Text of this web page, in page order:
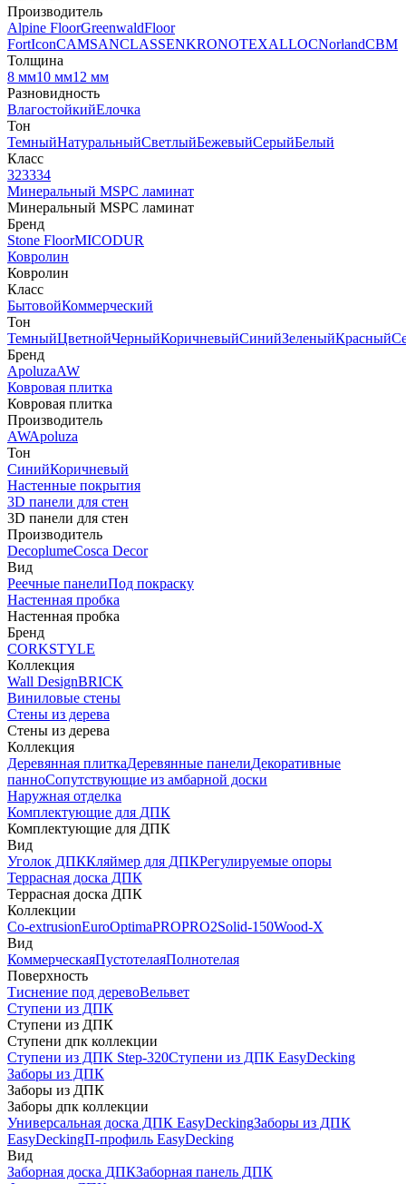
Производитель
Alpine FloorGreenwaldFloor
FortIconCAMSANCLASSENKRONOTEXALLOCNorlandCBM
Толщина
8 мм10 мм12 мм
Разновидность
ВлагостойкийЕлочка
Тон
ТемныйНатуральныйСветлыйБежевыйСерыйБелый
Класс
323334
Минеральный MSPC ламинат
Минеральный MSPC ламинат
Бренд
Stone FloorMICODUR
Ковролин
Ковролин
Класс
БытовойКоммерческий
Тон
ТемныйЦветнойЧерныйКоричневыйСинийЗеленыйКрасный
Бренд
ApoluzaAW
Ковровая плитка
Ковровая плитка
Производитель
AWApoluza
Тон
СинийКоричневый
Настенные покрытия
3D панели для стен
3D панели для стен
Производитель
DecoplumeCosca Decor
Вид
Реечные панелиПод покраску
Настенная пробка
Настенная пробка
Бренд
CORKSTYLE
Коллекция
Wall DesignBRICK
Виниловые стены
Стены из дерева
Стены из дерева
Коллекция
Деревянная плиткаДеревянные панелиДекоративные
панноСопутствующие из амбарной доски
Наружная отделка
Комплектующие для ДПК
Комплектующие для ДПК
Вид
Уголок ДПККляймер для ДПКРегулируемые опоры
Террасная доска ДПК
Террасная доска ДПК
Коллекции
Co-extrusionEuroOptimaPROPRO2Solid-150Wood-X
Вид
КоммерческаяПустотелаяПолнотелая
Поверхность
Тиснение под деревоВельвет
Ступени из ДПК
Ступени из ДПК
Ступени дпк коллекции
Ступени из ДПК Step-320Ступени из ДПК EasyDecking
Заборы из ДПК
Заборы из ДПК
Заборы дпк коллекции
Универсальная доска ДПК EasyDeckingЗаборы из ДПК
EasyDeckingП-профиль EasyDecking
Вид
Заборная доска ДПКЗаборная панель ДПК